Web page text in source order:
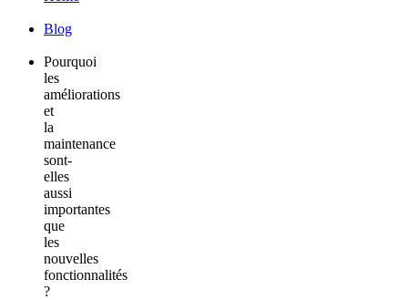
Blog
Pourquoi
les
améliorations
et
la
maintenance
sont-
elles
aussi
importantes
que
les
nouvelles
fonctionnalités
?